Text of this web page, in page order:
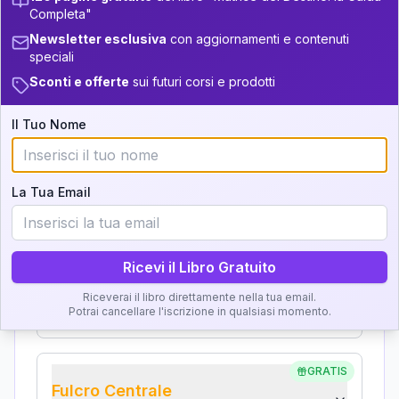
16-17.5 +4 3
17.5-18.5 +4 16
Analisi, Significato e
Interpretazione
Clicca su ogni zona per leggere la definizione e
Zona del Ritratto
Importanza:
Karma Genitore-Figlio
Importanza:
GRATIS
Fulcro Centrale
Completa"
Newsletter esclusiva con aggiornamenti e contenuti
speciali
Sconti e offerte sui futuri corsi e prodotti
Il Tuo Nome
La Tua Email
Ricevi il Libro Gratuito
Riceverai il libro direttamente nella tua email.
Potrai cancellare l'iscrizione in qualsiasi momento.